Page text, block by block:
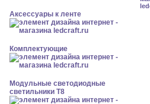
Аксессуары к ленте
Комплектующие
Модульные светодиодные
светильники Т8